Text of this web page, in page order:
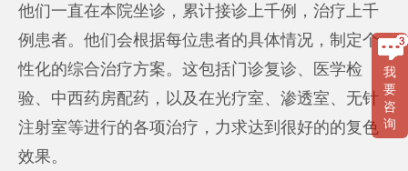
他们一直在本院坐诊，累计接诊上千例，治疗上千
例患者。他们会根据每位患者的具体情况，制定个
性化的综合治疗方案。这包括门诊复诊、医学检
验、中西药房配药，以及在光疗室、渗透室、无针
注射室等进行的各项治疗，力求达到很好的的复色
效果。
我
要
咨
询